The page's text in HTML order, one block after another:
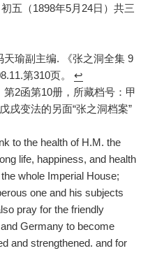
五（1898年5月24日）共三
瑜副主编. 《张之洞全集 9
第310页。↩︎
第2函第10册，所藏档号：甲
戌变法的另面“张之洞档案”
to the health of H.M. the
life, happiness, and health
whole Imperial House;
one and his subjects
pray for the friendly
Germany to become
and strengthened. and for